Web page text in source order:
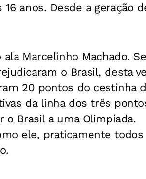
anos. Desde a geração
Marcelinho Machado. Se
o Brasil, desta
20 pontos do cestinha
da linha dos três
o Brasil a uma Olimpíada.
ele, praticamente todos